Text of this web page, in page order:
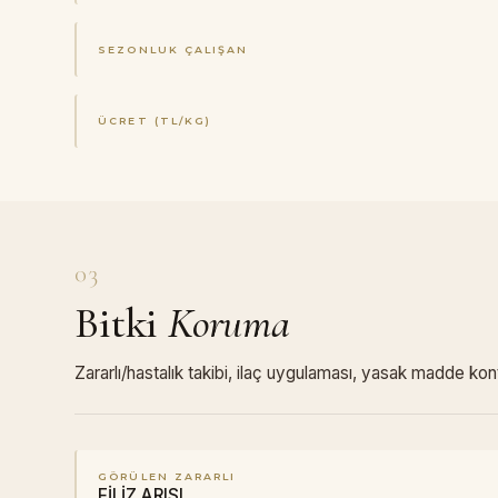
SEZONLUK ÇALIŞAN
ÜCRET (TL/KG)
03
BitkiKoruma
Zararlı/hastalık takibi, ilaç uygulaması, yasak madde
GÖRÜLEN ZARARLI